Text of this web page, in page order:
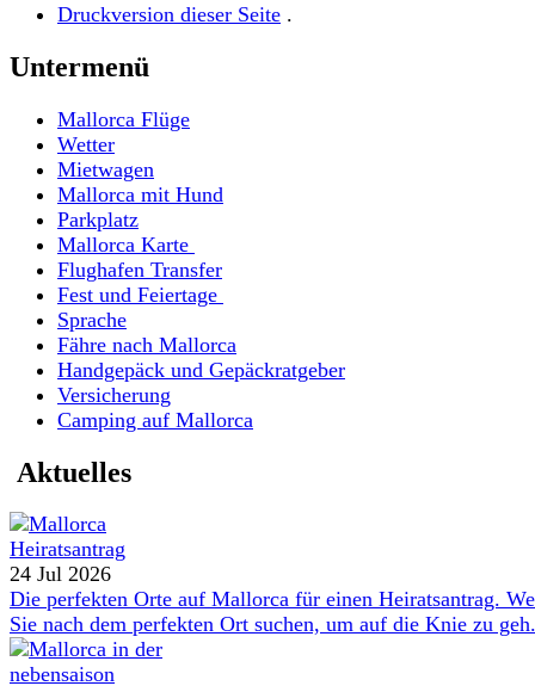
Druckversion dieser Seite .
Untermenü
Mallorca Flüge
Wetter
Mietwagen
Mallorca mit Hund
Parkplatz
Mallorca Karte
Flughafen Transfer
Fest und Feiertage
Sprache
Fähre nach Mallorca
Handgepäck und Gepäckratgeber
Versicherung
Camping auf Mallorca
Aktuelles
24 Jul 2026
Die perfekten Orte auf Mallorca für einen Heiratsantrag.
Sie nach dem perfekten Ort suchen, um auf die Knie zu